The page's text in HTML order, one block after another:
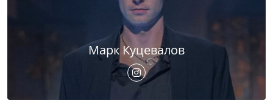
Марк Куцевалов